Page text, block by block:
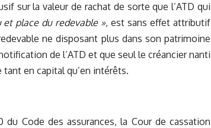
sur la valeur de rachat de sorte que l’ATD qui
et place du redevable », est sans effet attributif
ne disposant plus dans son patrimoine
de l’ATD et que seul le créancier nanti
en capital qu’en intérêts.
du Code des assurances, la Cour de cassation